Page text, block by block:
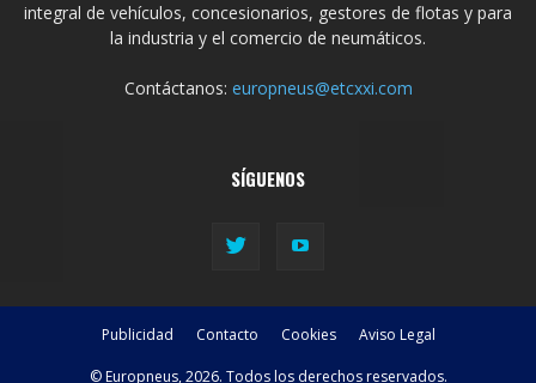
integral de vehículos, concesionarios, gestores de flotas y para
la industria y el comercio de neumáticos.
Contáctanos: europneus@etcxxi.com
SÍGUENOS
Publicidad Contacto Cookies Aviso Legal
© Europneus, 2026. Todos los derechos reservados.